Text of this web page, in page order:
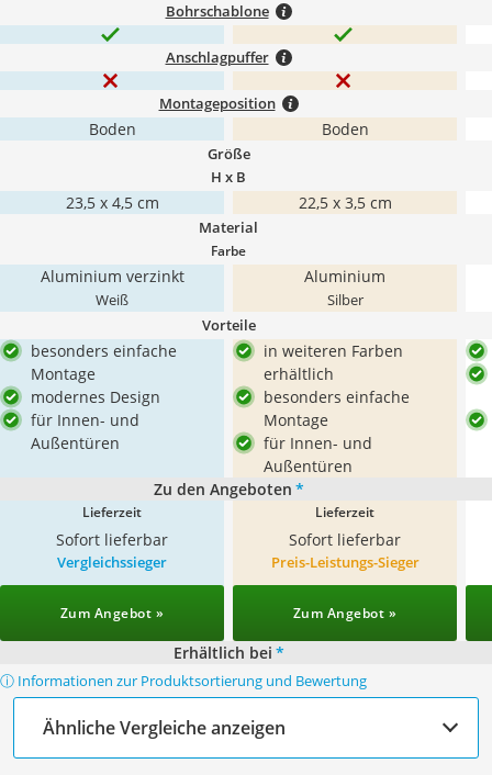
Bohrschablone
Anschlagpuffer
Montageposition
Boden Boden
Größe
H x B
23,5 x 4,5 cm 22,5 x 3,5 cm
Material
Farbe
Aluminium verzinkt
Weiß
Aluminium
Silber
Vorteile
besonders einfache
Montage
modernes Design
für Innen- und
Außentüren
in weiteren Farben
erhältlich
besonders einfache
Montage
für Innen- und
Außentüren
Zu den Angeboten *
Lieferzeit
Sofort lieferbar
Lieferzeit
Sofort lieferbar
Vergleichssieger
Zum Angebot »
Preis-Leistungs-Sieger
Zum Angebot »
Erhältlich bei *
ⓘ Informationen zur Produktsortierung und Bewertung
Ähnliche Vergleiche anzeigen